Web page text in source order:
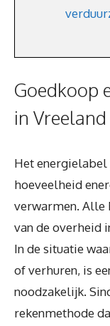
Goedkoop
in Vreeland
Het energielabel
hoeveelheid
verwarmen. Alle
van de overheid
In de situatie
of verhuren, is
noodzakelijk.
rekenmethode